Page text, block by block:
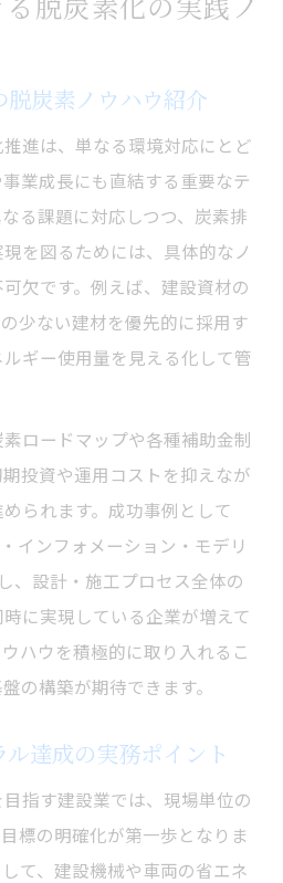
炭素ノウハウ紹介
進は、単なる環境対応にとど
業成長にも直結する重要なテ
る課題に対応しつつ、炭素排
を図るためには、具体的なノ
欠です。例えば、建設資材の
少ない建材を優先的に採用す
ギー使用量を見える化して管
ロードマップや各種補助金制
投資や運用コストを抑えなが
られます。成功事例として
インフォメーション・モデリ
、設計・施工プロセス全体の
に実現している企業が増えて
ハウを積極的に取り入れるこ
の構築が期待できます。
達成の実務ポイント
指す建設業では、現場単位の
標の明確化が第一歩となりま
て、建設機械や車両の省エネ